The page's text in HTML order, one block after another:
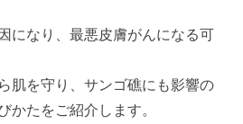
になり、最悪皮膚がんになる可
肌を守り、サンゴ礁にも影響の
かたをご紹介します。